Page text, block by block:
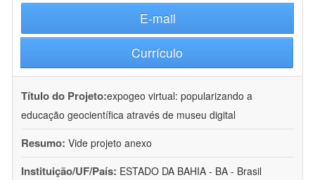
E-mail
Currículo
Título do Projeto:expogeo virtual: popularizando a
educação geocientífica através de museu digital
Resumo: Vide projeto anexo
Instituição/UF/País: ESTADO DA BAHIA - BA - Brasil